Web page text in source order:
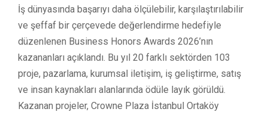
İş dünyasında başarıyı daha ölçülebilir, karşılaştırılabilir
ve şeffaf bir çerçevede değerlendirme hedefiyle
düzenlenen Business Honors Awards 2026’nın
kazananları açıklandı. Bu yıl 20 farklı sektörden 103
proje, pazarlama, kurumsal iletişim, iş geliştirme, satış
ve insan kaynakları alanlarında ödüle layık görüldü.
Kazanan projeler, Crowne Plaza İstanbul Ortaköy